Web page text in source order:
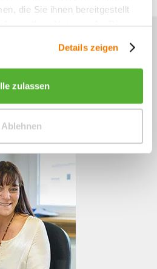
die Sie ihnen bereitgestellt
Details zeigen
zulassen
Ablehnen
zu unseren
Mo - Do, 09:00 - 16:00 Uhr
und Fr, 09:00 - 13:00 Uhr